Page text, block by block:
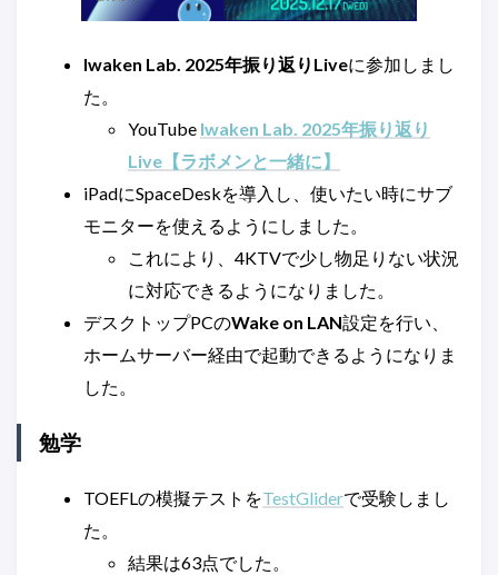
Iwaken Lab. 2025年振り返りLiveに参加しまし
た。
YouTube Iwaken Lab. 2025年振り返り
Live【ラボメンと一緒に】
iPadにSpaceDeskを導入し、使いたい時にサブ
モニターを使えるようにしました。
これにより、4KTVで少し物足りない状況
に対応できるようになりました。
デスクトップPCのWake on LAN設定を行い、
ホームサーバー経由で起動できるようになりま
した。
勉学
TOEFLの模擬テストをTestGliderで受験しまし
た。
結果は63点でした。